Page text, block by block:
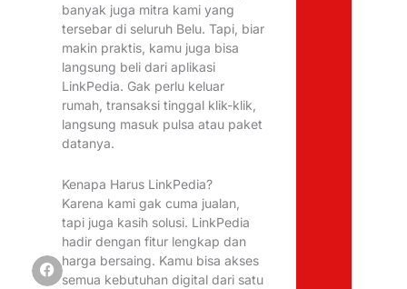
banyak juga mitra kami yang
tersebar di seluruh Belu. Tapi, biar
makin praktis, kamu juga bisa
langsung beli dari aplikasi
LinkPedia. Gak perlu keluar
rumah, transaksi tinggal klik-klik,
langsung masuk pulsa atau paket
datanya.
Kenapa Harus LinkPedia?
Karena kami gak cuma jualan,
tapi juga kasih solusi. LinkPedia
hadir dengan fitur lengkap dan
harga bersaing. Kamu bisa akses
semua kebutuhan digital dari satu